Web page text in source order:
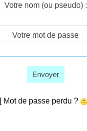
Votre nom (ou pseudo) :
Votre mot de passe
Envoyer
[ Mot de passe perdu ?